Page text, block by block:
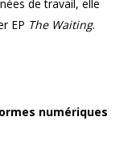
de travail, elle
EP The Waiting.
numériques